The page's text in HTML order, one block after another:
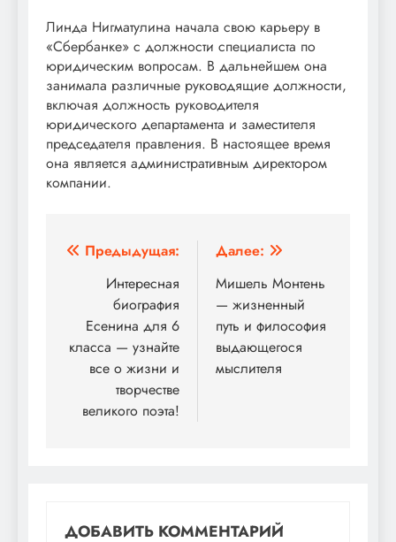
Линда Нигматулина начала свою карьеру в
«Сбербанке» с должности специалиста по
юридическим вопросам. В дальнейшем она
занимала различные руководящие должности,
включая должность руководителя
юридического департамента и заместителя
председателя правления. В настоящее время
она является административным директором
компании.
Навигация
записям
Предыдущая:
Интересная
биография
Есенина для 6
класса — узнайте
все о жизни и
творчестве
великого поэта!
Далее:
Мишель Монтень
— жизненный
путь и философия
выдающегося
мыслителя
ДОБАВИТЬ КОММЕНТАРИЙ